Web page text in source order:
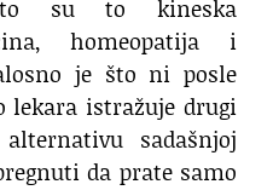
su to kineska
homeopatija i
je što ni posle
lekara istražuje drugi
sadašnjoj
da prate samo